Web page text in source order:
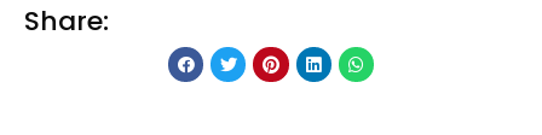
Share: